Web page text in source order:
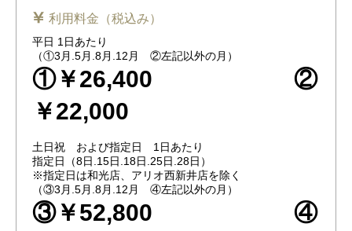
利用料金（税込み）
平日 1日あたり
（①3月.5月.8月.12月 ②左記以外の月）
①￥26,400 ②
￥22,000
土日祝 および指定日 1日あたり
指定日（8日.15日.18日.25日.28日）
※指定日は和光店、アリオ西新井店を除く
（③3月.5月.8月.12月 ④左記以外の月）
③￥52,800 ④